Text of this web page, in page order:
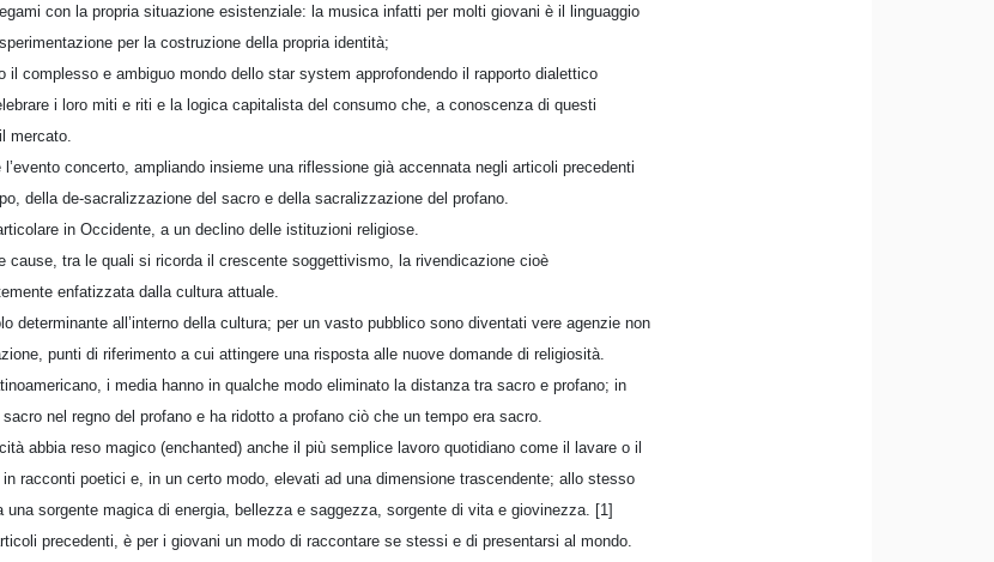
con la propria situazione esistenziale: la musica infatti per molti giovani è il linguaggio
per la costruzione della propria identità;
il complesso e ambiguo mondo dello star system approfondendo il rapporto dialettico
i loro miti e riti e la logica capitalista del consumo che, a conoscenza di questi
mercato.
concerto, ampliando insieme una riflessione già accennata negli articoli precedenti
della de-sacralizzazione del sacro e della sacralizzazione del profano.
in Occidente, a un declino delle istituzioni religiose.
cause, tra le quali si ricorda il crescente soggettivismo, la rivendicazione cioè
enfatizzata dalla cultura attuale.
determinante all’interno della cultura; per un vasto pubblico sono diventati vere agenzie non
punti di riferimento a cui attingere una risposta alle nuove domande di religiosità.
i media hanno in qualche modo eliminato la distanza tra sacro e profano; in
nel regno del profano e ha ridotto a profano ciò che un tempo era sacro.
abbia reso magico (enchanted) anche il più semplice lavoro quotidiano come il lavare o il
racconti poetici e, in un certo modo, elevati ad una dimensione trascendente; allo stesso
una sorgente magica di energia, bellezza e saggezza, sorgente di vita e giovinezza. [1]
precedenti, è per i giovani un modo di raccontare se stessi e di presentarsi al mondo.